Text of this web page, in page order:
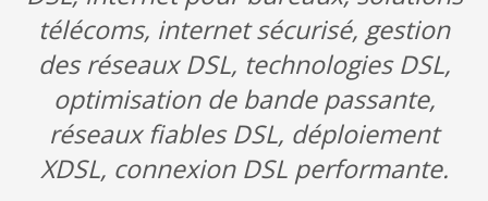
télécoms, internet sécurisé, gestion
des réseaux DSL, technologies DSL,
optimisation de bande passante,
réseaux fiables DSL, déploiement
XDSL, connexion DSL performante.